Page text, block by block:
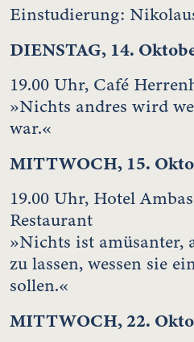
Einstudierung:
DIENSTAG, 14.
19.00 Uhr, Café
»Nichts andres wird
war.«
MITTWOCH, 15.
19.00 Uhr, Hotel
Restaurant
»Nichts ist amüsanter,
zu lassen, wessen sie
sollen.«
MITTWOCH, 22.